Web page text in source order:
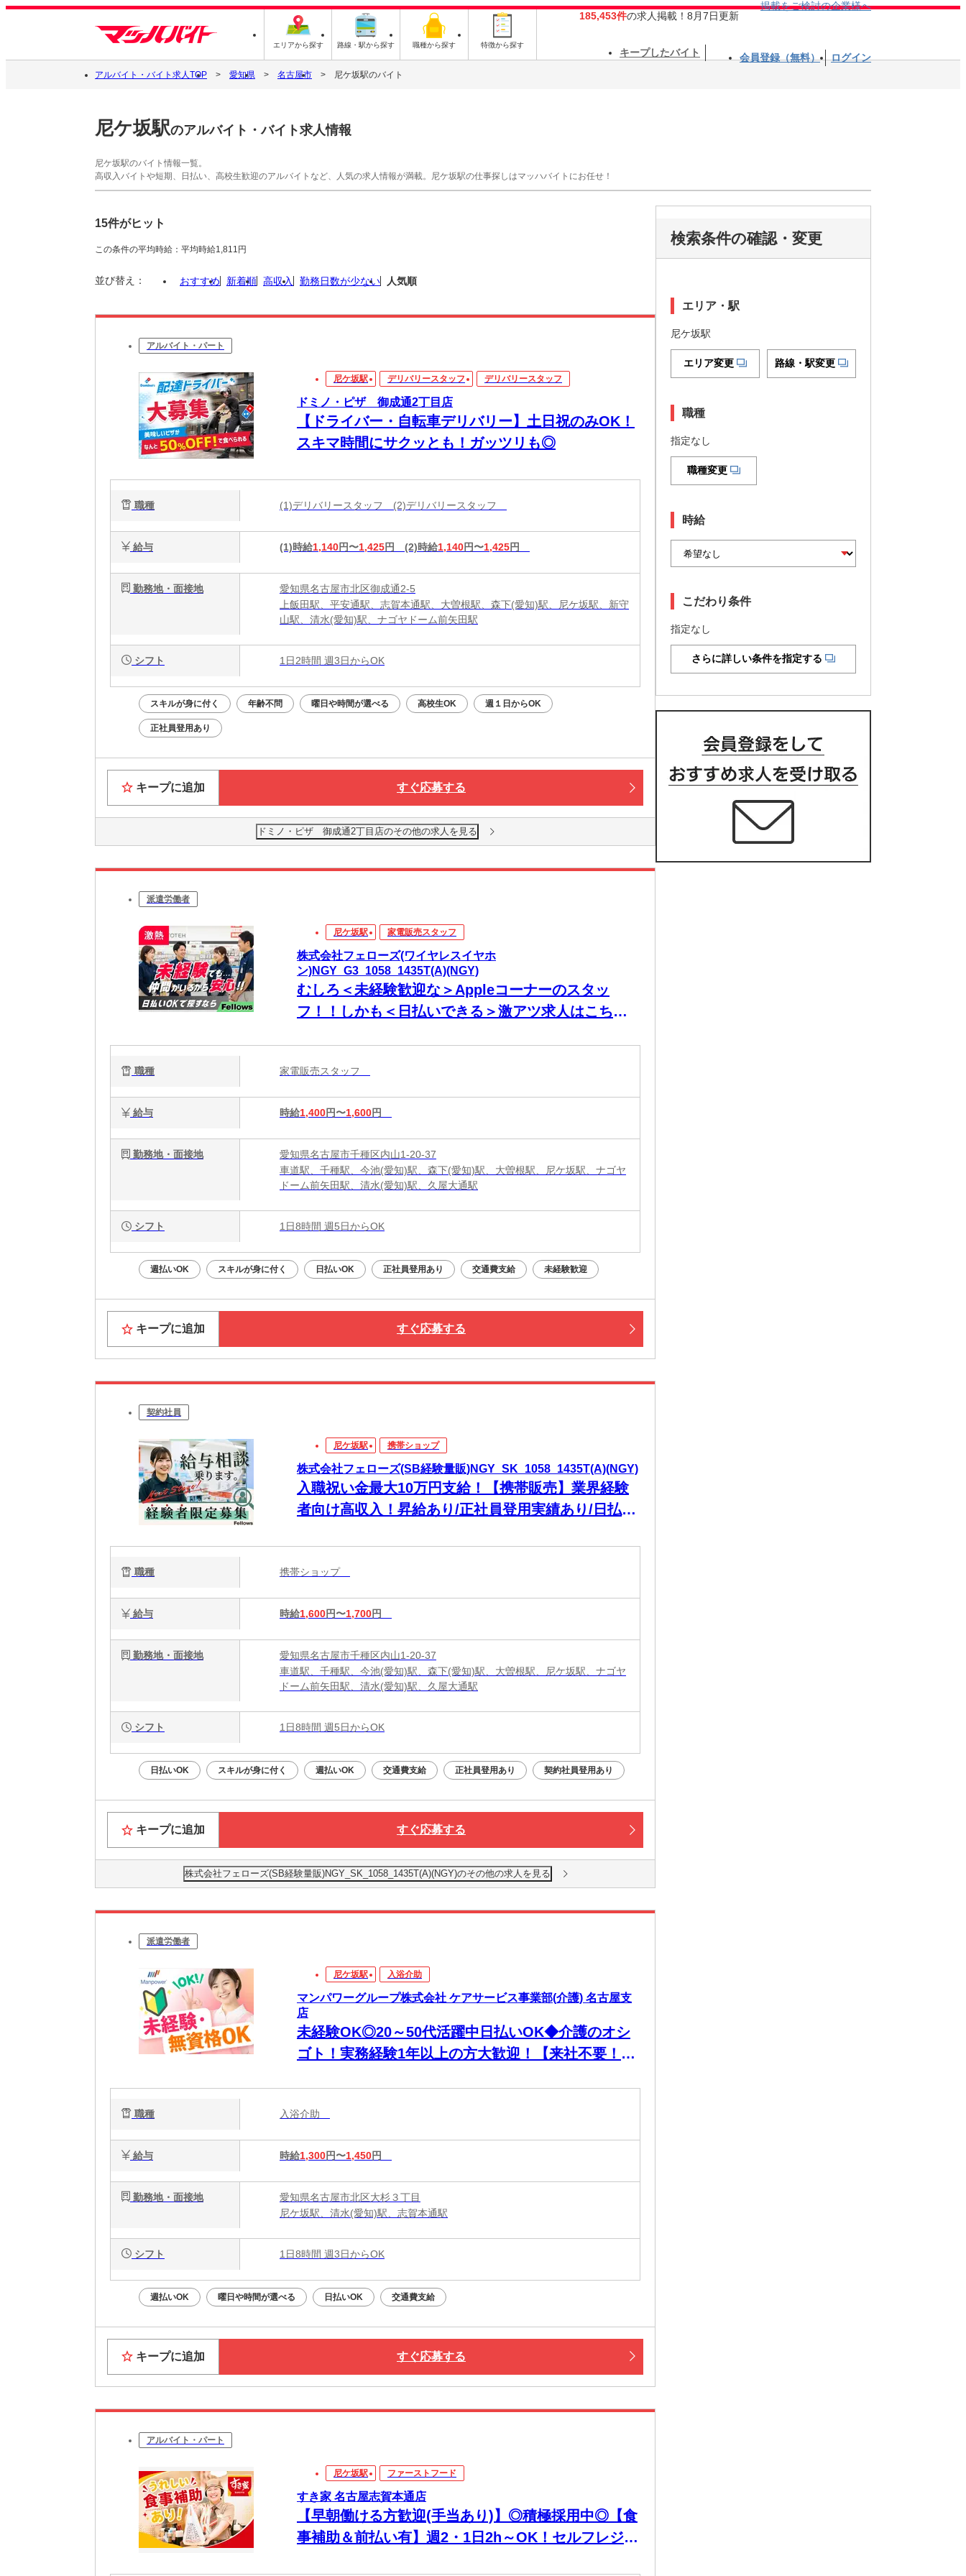
エリアから探す 路線・駅から探す 職種から探す 特徴から探す
185,453件の求人掲載！8月7日更新
掲載をご検討の企業様へ
キープしたバイト 会員登録（無料） ログイン
アルバイト・バイト求人TOP 愛知県 名古屋市 尼ケ坂駅のバイト
尼ケ坂駅のアルバイト・バイト求人情報
尼ケ坂駅のバイト情報一覧。
高収入バイトや短期、日払い、高校生歓迎のアルバイトなど、人気の求人情報が満載。尼ケ坂駅の仕事探しはマッハバイトにお任せ！
15件がヒット
この条件の平均時給：平均時給1,811円
並び替え： おすすめ 新着順 高収入 勤務日数が少ない 人気順
アルバイト・パート
尼ケ坂駅 デリバリースタッフ デリバリースタッフ
ドミノ・ピザ 御成通2丁目店
【ドライバー・自転車デリバリー】土日祝のみOK！
スキマ時間にサクッとも！ガッツリも◎
職種 (1)デリバリースタッフ (2)デリバリースタッフ
給与 (1)時給1,140円〜1,425円 (2)時給1,140円〜1,425円
勤務地・面接地
愛知県名古屋市北区御成通2-5
上飯田駅、平安通駅、志賀本通駅、大曽根駅、森下(愛知)駅、尼ケ坂駅、新守
山駅、清水(愛知)駅、ナゴヤドーム前矢田駅
シフト 1日2時間 週3日からOK
スキルが身に付く 年齢不問 曜日や時間が選べる 高校生OK 週１日からOK
正社員登用あり
キープに追加 すぐ応募する
ドミノ・ピザ 御成通2丁目店のその他の求人を見る
派遣労働者
尼ケ坂駅 家電販売スタッフ
株式会社フェローズ(ワイヤレスイヤホ
ン)NGY_G3_1058_1435T(A)(NGY)
むしろ＜未経験歓迎な＞Appleコーナーのスタッ
フ！！しかも＜日払いできる＞激アツ求人はこち
職種 家電販売スタッフ
給与 時給1,400円〜1,600円
勤務地・面接地
愛知県名古屋市千種区内山1-20-37
車道駅、千種駅、今池(愛知)駅、森下(愛知)駅、大曽根駅、尼ケ坂駅、ナゴヤ
ドーム前矢田駅、清水(愛知)駅、久屋大通駅
シフト 1日8時間 週5日からOK
週払いOK スキルが身に付く 日払いOK 正社員登用あり 交通費支給 未経験歓迎
キープに追加 すぐ応募する
契約社員
尼ケ坂駅 携帯ショップ
株式会社フェローズ(SB経験量販)NGY_SK_1058_1435T(A)(NGY)
入職祝い金最大10万円支給！【携帯販売】業界経験
者向け高収入！昇給あり/正社員登用実績あり/日払い
職種 携帯ショップ
給与 時給1,600円〜1,700円
勤務地・面接地
愛知県名古屋市千種区内山1-20-37
車道駅、千種駅、今池(愛知)駅、森下(愛知)駅、大曽根駅、尼ケ坂駅、ナゴヤ
ドーム前矢田駅、清水(愛知)駅、久屋大通駅
シフト 1日8時間 週5日からOK
日払いOK スキルが身に付く 週払いOK 交通費支給 正社員登用あり 契約社員登用あり
キープに追加 すぐ応募する
株式会社フェローズ(SB経験量販)NGY_SK_1058_1435T(A)(NGY)のその他の求人を見る
派遣労働者
尼ケ坂駅 入浴介助
マンパワーグループ株式会社 ケアサービス事業部(介護) 名古屋支
店
未経験OK◎20～50代活躍中日払いOK◆介護のオシ
ゴト！実務経験1年以上の方大歓迎！【来社不要！
職種 入浴介助
給与 時給1,300円〜1,450円
勤務地・面接地
愛知県名古屋市北区大杉３丁目
尼ケ坂駅、清水(愛知)駅、志賀本通駅
シフト 1日8時間 週3日からOK
週払いOK 曜日や時間が選べる 日払いOK 交通費支給
キープに追加 すぐ応募する
アルバイト・パート
尼ケ坂駅 ファーストフード
すき家 名古屋志賀本通店
【早朝働ける方歓迎(手当あり)】◎積極採用中◎【食
事補助＆前払い有】週2・1日2h～OK！セルフレジで
検索条件の確認・変更
エリア・駅
尼ケ坂駅
エリア変更 路線・駅変更
職種
指定なし
職種変更
時給
こだわり条件
指定なし
さらに詳しい条件を指定する